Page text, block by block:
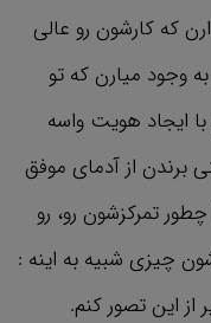
که کارشون رو عالی
وجود میارن که تو
با ایجاد هویت واسه
برندن از آدمای موفق
تمرکزشون رو، رو
چیزی شبیه به اینه :
این تصور کنم.